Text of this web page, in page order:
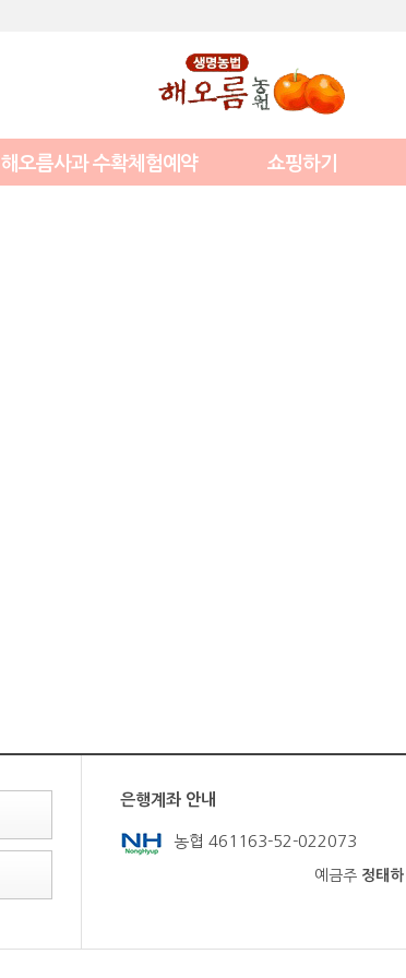
해오름사과 수확체험예약 쇼핑하기
은행계좌 안내
농협 461163-52-022073
예금주 정태하